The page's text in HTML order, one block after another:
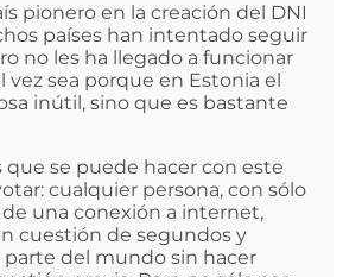
pionero en la creación del DNI
países han intentado seguir
no les ha llegado a funcionar
sea porque en Estonia el
inútil, sino que es bastante
que se puede hacer con este
cualquier persona, con sólo
una conexión a internet,
cuestión de segundos y
del mundo sin hacer